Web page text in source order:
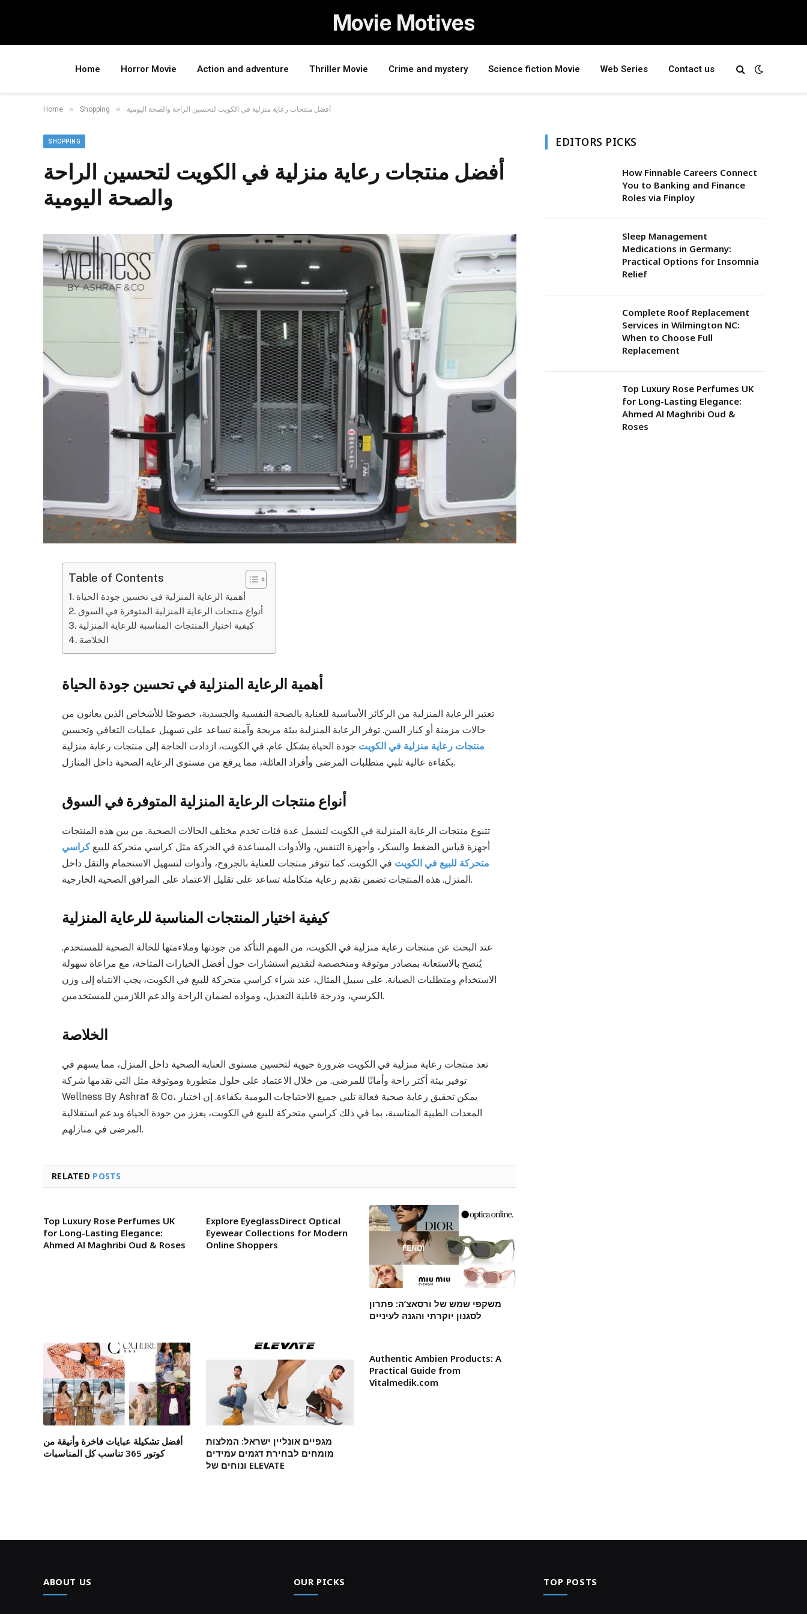
Movie Motives
Home Horror Movie Action and adventure Thriller Movie Crime and mystery Science fiction Movie Web Series Contact us
Home » Shopping » أفضل منتجات رعاية منزلية في الكويت لتحسين الراحة والصحة اليومية
SHOPPING
أفضل منتجات رعاية منزلية في الكويت لتحسين الراحة
والصحة اليومية
Table of Contents
أهمية الرعاية المنزلية في تحسين جودة الحياة
أنواع منتجات الرعاية المنزلية المتوفرة في السوق
كيفية اختيار المنتجات المناسبة للرعاية المنزلية
الخلاصة
أهمية الرعاية المنزلية في تحسين جودة الحياة
تعتبر الرعاية المنزلية من الركائز الأساسية للعناية بالصحة النفسية والجسدية، خصوصًا للأشخاص الذين يعانون من
حالات مزمنة أو كبار السن. توفر الرعاية المنزلية بيئة مريحة وآمنة تساعد على تسهيل عمليات التعافي وتحسين
منتجات رعاية منزلية في الكويت جودة الحياة بشكل عام. في الكويت، ازدادت الحاجة إلى منتجات رعاية منزلية
بكفاءة عالية تلبي متطلبات المرضى وأفراد العائلة، مما يرفع من مستوى الرعاية الصحية داخل المنازل.
أنواع منتجات الرعاية المنزلية المتوفرة في السوق
تتنوع منتجات الرعاية المنزلية في الكويت لتشمل عدة فئات تخدم مختلف الحالات الصحية. من بين هذه المنتجات
أجهزة قياس الضغط والسكر، وأجهزة التنفس، والأدوات المساعدة في الحركة مثل كراسي متحركة للبيعكراسي
متحركة للبيع في الكويت في الكويت. كما تتوفر منتجات للعناية بالجروح، وأدوات لتسهيل الاستحمام والنقل داخل
المنزل. هذه المنتجات تضمن تقديم رعاية متكاملة تساعد على تقليل الاعتماد على المرافق الصحية الخارجية.
كيفية اختيار المنتجات المناسبة للرعاية المنزلية
عند البحث عن منتجات رعاية منزلية في الكويت، من المهم التأكد من جودتها وملاءمتها للحالة الصحية للمستخدم.
يُنصح بالاستعانة بمصادر موثوقة ومتخصصة لتقديم استشارات حول أفضل الخيارات المتاحة، مع مراعاة سهولة
الاستخدام ومتطلبات الصيانة. على سبيل المثال، عند شراء كراسي متحركة للبيع في الكويت، يجب الانتباه إلى وزن
الكرسي، ودرجة قابلية التعديل، ومواده لضمان الراحة والدعم اللازمين للمستخدمين.
الخلاصة
تعد منتجات رعاية منزلية في الكويت ضرورة حيوية لتحسين مستوى العناية الصحية داخل المنزل، مما يسهم في
توفير بيئة أكثر راحة وأمانًا للمرضى. من خلال الاعتماد على حلول متطورة وموثوقة مثل التي تقدمها شركة
Wellness By Ashraf & Co، يمكن تحقيق رعاية صحية فعالة تلبي جميع الاحتياجات اليومية بكفاءة. إن اختيار
المعدات الطبية المناسبة، بما في ذلك كراسي متحركة للبيع في الكويت، يعزز من جودة الحياة ويدعم استقلالية
المرضى في منازلهم.
RELATED POSTS
Top Luxury Rose Perfumes UK
for Long-Lasting Elegance:
Ahmed Al Maghribi Oud & Roses
Explore EyeglassDirect Optical
Eyewear Collections for Modern
Online Shoppers
משקפי שמש של ורסאצ’ה: פתרון
לסגנון יוקרתי והגנה לעיניים
أفضل تشكيلة عبايات فاخرة وأنيقة من
كوتور 365 تناسب كل المناسبات
מגפיים אונליין ישראל: המלצות
מומחים לבחירת דגמים עמידים
ונוחים של ELEVATE
Authentic Ambien Products: A
Practical Guide from
Vitalmedik.com
EDITORS PICKS
How Finnable Careers Connect
You to Banking and Finance
Roles via Finploy
Sleep Management
Medications in Germany:
Practical Options for Insomnia
Relief
Complete Roof Replacement
Services in Wilmington NC:
When to Choose Full
Replacement
Top Luxury Rose Perfumes UK
for Long-Lasting Elegance:
Ahmed Al Maghribi Oud &
Roses
ABOUT US OUR PICKS TOP POSTS